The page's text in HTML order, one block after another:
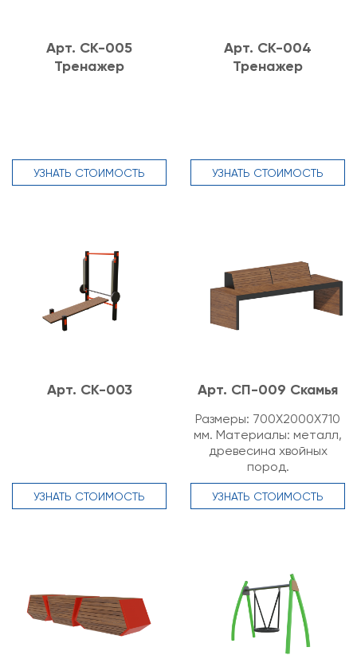
Арт. СК-005
Тренажер
УЗНАТЬ СТОИМОСТЬ
Арт. СК-004
Тренажер
УЗНАТЬ СТОИМОСТЬ
Арт. СК-003
УЗНАТЬ СТОИМОСТЬ
Арт. СП-009 Скамья
Размеры: 700Х2000Х710
мм. Материалы: металл,
древесина хвойных
пород.
УЗНАТЬ СТОИМОСТЬ